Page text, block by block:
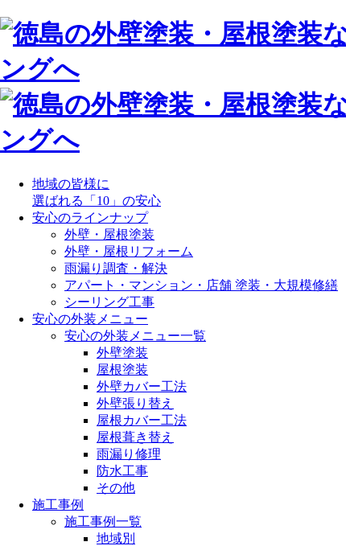
地域の皆様に
選ばれる「10」の安心
安心のラインナップ
外壁・屋根塗装
外壁・屋根リフォーム
雨漏り調査・解決
アパート・マンション・店舗 塗装・大規模修繕
シーリング工事
安心の外装メニュー
安心の外装メニュー一覧
外壁塗装
屋根塗装
外壁カバー工法
外壁張り替え
屋根カバー工法
屋根葺き替え
雨漏り修理
防水工事
その他
施工事例
施工事例一覧
地域別